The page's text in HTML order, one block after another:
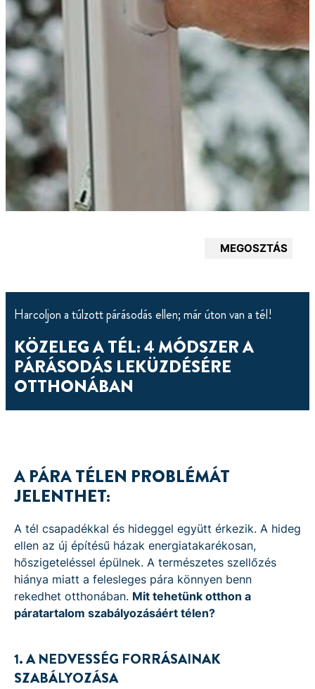
MEGOSZTÁS
Harcoljon a túlzott párásodás ellen; már úton van a tél!
KÖZELEG A TÉL: 4 MÓDSZER A
PÁRÁSODÁS LEKÜZDÉSÉRE
OTTHONÁBAN
A PÁRA TÉLEN PROBLÉMÁT
JELENTHET:
A tél csapadékkal és hideggel együtt érkezik. A hideg
ellen az új építésű házak energiatakarékosan,
hőszigeteléssel épülnek. A természetes szellőzés
hiánya miatt a felesleges pára könnyen benn
rekedhet otthonában. Mit tehetünk otthon a
páratartalom szabályozásáért télen?
1. A NEDVESSÉG FORRÁSAINAK
SZABÁLYOZÁSA